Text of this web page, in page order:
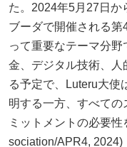
た。2024年5月27日か
ブーダで開催される
って重要なテーマ分
金、デジタル技術、
る予定で、Luteru大使
明する一方、すべての
ミットメントの必要
sociation/APR4, 2024)